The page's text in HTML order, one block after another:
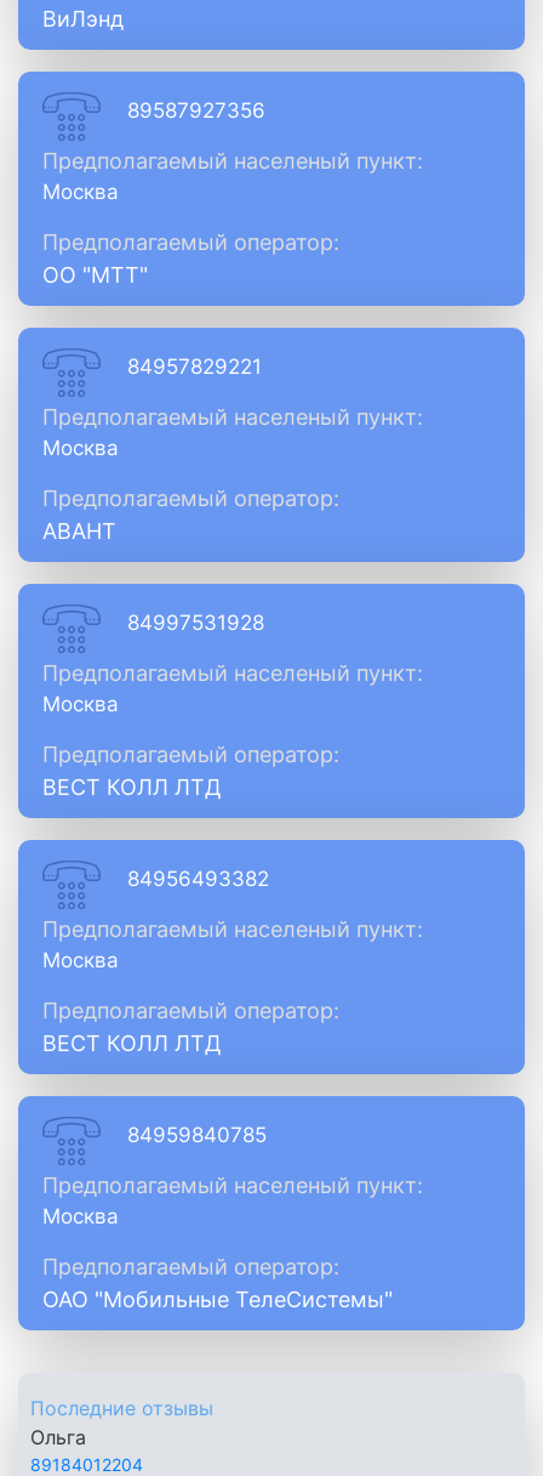
ВиЛэнд
89587927356
Предполагаемый населеный пункт:
Москва
Предполагаемый оператор:
ОО "МТТ"
84957829221
Предполагаемый населеный пункт:
Москва
Предполагаемый оператор:
АВАНТ
84997531928
Предполагаемый населеный пункт:
Москва
Предполагаемый оператор:
ВЕСТ КОЛЛ ЛТД
84956493382
Предполагаемый населеный пункт:
Москва
Предполагаемый оператор:
ВЕСТ КОЛЛ ЛТД
84959840785
Предполагаемый населеный пункт:
Москва
Предполагаемый оператор:
ОАО "Мобильные ТелеСистемы"
Последние отзывы
Ольга
89184012204